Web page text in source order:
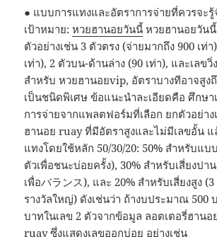
● แบบการแทงและอัตราการจ่ายที่ควรจะรู้
เป้าหมาย:หวยฮานอยวันนี้ หวยฮานอยวัน
ตัวอย่างเช่น 3 ตัวตรง (จ่ายมากถึง 900 เท่
เท่า), 2 ตัวบน-ด้านล่าง (90 เท่า), และเลขวิ่
สำหรับ หวยฮานอยvip, อัตราบางทีอาจสูงถึ
เป็นชนิดพิเศษ ข้อแนะนำละเอียดคือ ศึกษา
การจ่ายจากแพลตฟอร์มที่เลือก ยกตัวอย่าง
ฮานอย ruay ที่มีอัตราสูงและไม่มีเลขอั้น แ
แทงโดยใช้หลัก 50/30/20: 50% สำหรับแบ
ตัวเพื่อชนะบ่อยครั้ง), 30% สำหรับเสี่ยงปา
เพื่อバランス), และ 20% สำหรับเสี่ยงสูง
รางวัลใหญ่) ดังเช่นว่า ถ้างบประมาณ 500
บาทในเลข 2 ตัวจากข้อมูล ลอตเตอรี่ฮานอ
ruay ซึ่งแสดงเลขออกบ่อย อย่างเช่น